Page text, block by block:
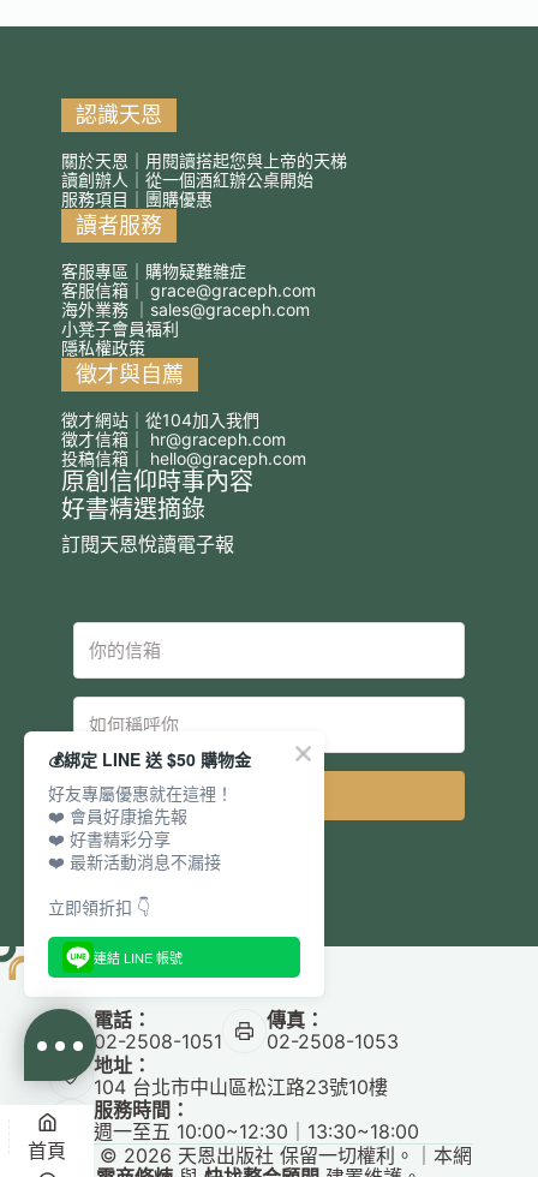
認識天恩
關於天恩｜用閱讀搭起您與上帝的天梯
讀創辦人｜從一個酒紅辦公桌開始
服務項目｜團購優惠
讀者服務
客服專區｜購物疑難雜症
客服信箱｜ grace@graceph.com
海外業務 ｜ sales@graceph.com
小凳子會員福利
隱私權政策
徵才與自薦
徵才網站｜從104加入我們
徵才信箱｜ hr@graceph.com
投稿信箱｜ hello@graceph.com
原創信仰時事內容
好書精選摘錄
訂閱天恩悅讀電子報
電話：
02-2508-1051
傳真：
02-2508-1053
地址：
104 台北市中山區松江路23號10樓
服務時間：
週一至五 10:00~12:30｜13:30~18:00
Copyright © 2026 天恩出版社 保留一切權利。｜本網
首頁
💰綁定 LINE 送 $50 購物金
好友專屬優惠就在這裡！
❤️ 會員好康搶先報
❤️ 好書精彩分享
❤️ 最新活動消息不漏接
立即領折扣 👇
連結 LINE 帳號